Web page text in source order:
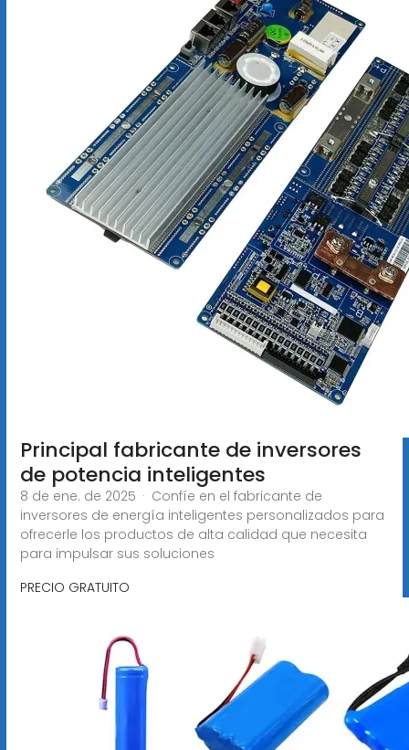
Principal fabricante de inversores
de potencia inteligentes
8 de ene. de 2025 · Confíe en el fabricante de
inversores de energía inteligentes personalizados para
ofrecerle los productos de alta calidad que necesita
para impulsar sus soluciones
PRECIO GRATUITO